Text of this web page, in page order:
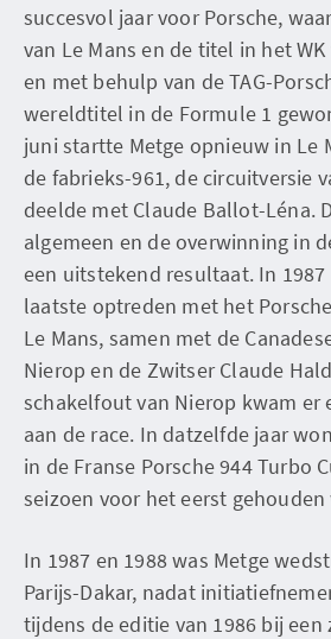
succesvol jaar voor Porsche,
van Le Mans en de titel in het
en met behulp van de TAG-
wereldtitel in de Formule 1
juni startte Metge opnieuw in Le
de fabrieks-961, de circuitversie
deelde met Claude Ballot-Léna.
algemeen en de overwinning in
een uitstekend resultaat. In 1987
laatste optreden met het
Le Mans, samen met de
Nierop en de Zwitser Claude
schakelfout van Nierop kwam er
aan de race. In datzelfde jaar
in de Franse Porsche 944 Turbo
seizoen voor het eerst gehouden
In 1987 en 1988 was Metge
Parijs-Dakar, nadat
tijdens de editie van 1986 bij